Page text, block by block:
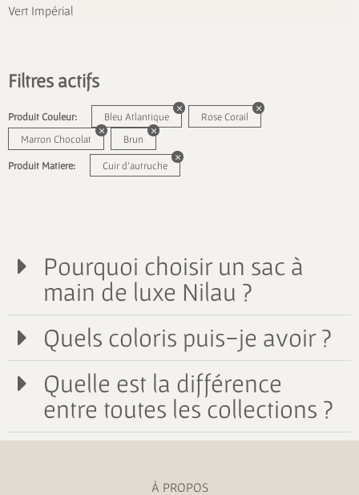
Vert Impérial
Filtres actifs
Produit Couleur: Bleu Atlantique
Rose Corail
Marron Chocolat
Brun
Produit Matiere: Cuir d'autruche
Pourquoi choisir un sac à
main de luxe Nilau ?
Quels coloris puis-je avoir ?
Quelle est la différence
entre toutes les collections ?
À PROPOS